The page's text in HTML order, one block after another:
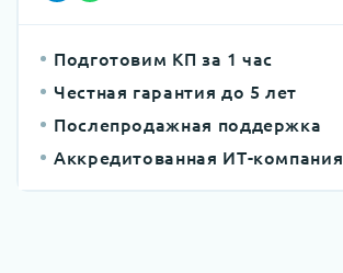
Подготовим КП за 1 час
Честная гарантия до 5 лет
Послепродажная поддержка
Аккредитованная ИТ-компания